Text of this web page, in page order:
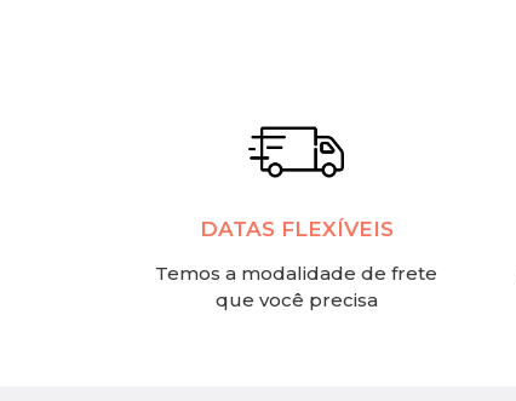
DATAS FLEXÍVEIS
Temos a modalidade de frete
que você precisa